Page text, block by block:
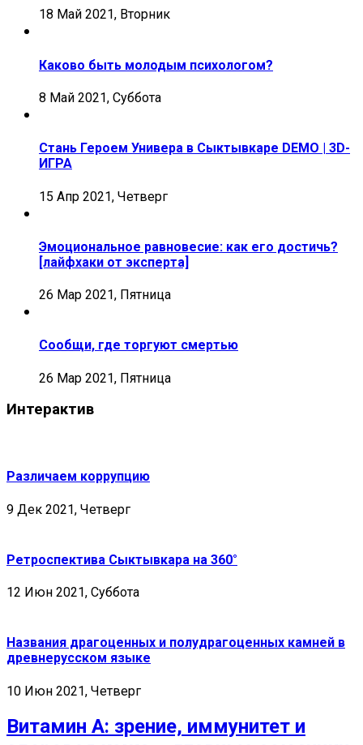
18 Май 2021, Вторник
Каково быть молодым психологом?
8 Май 2021, Суббота
Стань Героем Универа в Сыктывкаре DEMO | 3D-
ИГРА
15 Апр 2021, Четверг
Эмоциональное равновесие: как его достичь?
[лайфхаки от эксперта]
26 Мар 2021, Пятница
Сообщи, где торгуют смертью
26 Мар 2021, Пятница
Интерактив
Различаем коррупцию
9 Дек 2021, Четверг
Ретроспектива Сыктывкара на 360°
12 Июн 2021, Суббота
Названия драгоценных и полудрагоценных камней в
древнерусском языке
10 Июн 2021, Четверг
Витамин А: зрение, иммунитет и